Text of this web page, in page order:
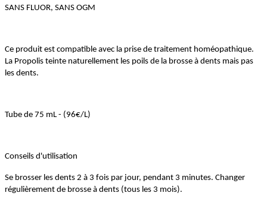
SANS FLUOR, SANS OGM
Ce produit est compatible avec la prise de traitement homéopathique.
La Propolis teinte naturellement les poils de la brosse à dents mais pas
les dents.
Tube de 75 mL - (96€/L)
Conseils d'utilisation
Se brosser les dents 2 à 3 fois par jour, pendant 3 minutes. Changer
régulièrement de brosse à dents (tous les 3 mois).